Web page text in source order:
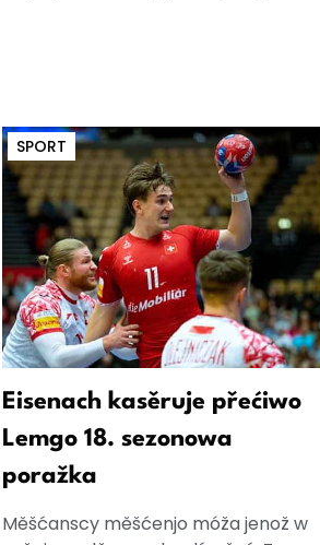
SPORT
Eisenach kasěruje přećiwo
Lemgo 18. sezonowa
poražka
Měšćanscy měšćenjo móža jenož w